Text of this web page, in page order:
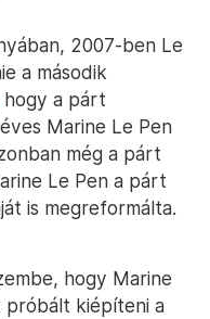
2007-ben Le
a második
hogy a párt
Marine Le Pen
még a párt
Le Pen a párt
is megreformálta.
hogy Marine
próbált kiépíteni a